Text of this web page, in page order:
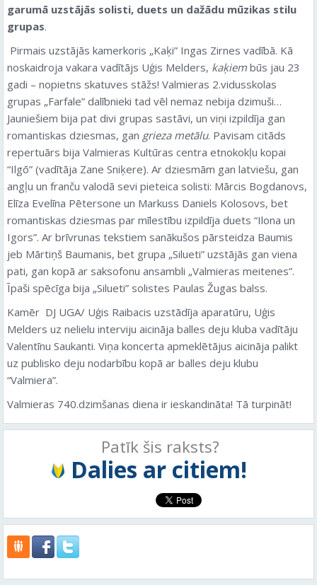
garumā uzstājās solisti, duets un dažādu mūzikas stilu
grupas.
Pirmais uzstājās kamerkoris „Kaķi” Ingas Zirnes vadībā. Kā
noskaidroja vakara vadītājs Uģis Melders, kaķiem būs jau 23
gadi – nopietns skatuves stāžs! Valmieras 2.vidusskolas
grupas „Farfale” dalībnieki tad vēl nemaz nebija dzimuši…
Jauniešiem bija pat divi grupas sastāvi, un viņi izpildīja gan
romantiskas dziesmas, gan grieza metālu. Pavisam citāds
repertuārs bija Valmieras Kultūras centra etnokokļu kopai
“Ilgō” (vadītāja Zane Sniķere). Ar dziesmām gan latviešu, gan
angļu un franču valodā sevi pieteica solisti: Mārcis Bogdanovs,
Elīza Evelīna Pētersone un Markuss Daniels Kolosovs, bet
romantiskas dziesmas par mīlestību izpildīja duets “Ilona un
Igors”. Ar brīvrunas tekstiem sanākušos pārsteidza Baumis
jeb Mārtiņš Baumanis, bet grupa „Silueti” uzstājās gan viena
pati, gan kopā ar saksofonu ansambli „Valmieras meitenes”.
Īpaši spēcīga bija „Silueti” solistes Paulas Žugas balss.
Kamēr DJ UGA/ Uģis Raibacis uzstādīja aparatūru, Uģis
Melders uz nelielu interviju aicināja balles deju kluba vadītāju
Valentīnu Saukanti. Viņa koncerta apmeklētājus aicināja palikt
uz publisko deju nodarbību kopā ar balles deju klubu
“Valmiera”.
Valmieras 740.dzimšanas diena ir ieskandināta! Tā turpināt!
Patīk šis raksts?
Dalies ar citiem!